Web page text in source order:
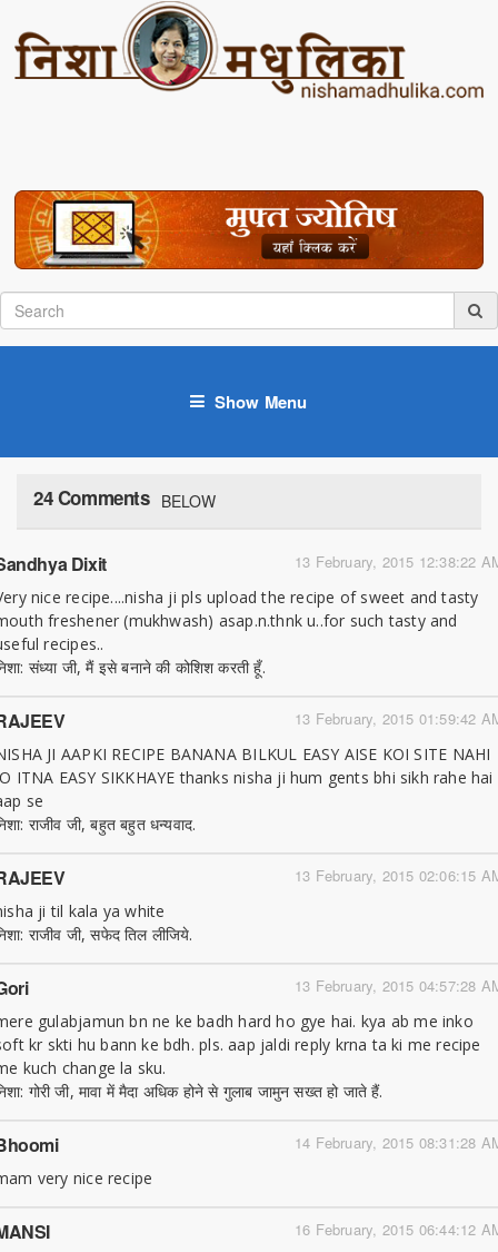
Show Menu
24 Comments BELOW
13 February, 2015 12:38:22
Dixit
nice recipe....nisha ji pls upload the recipe of sweet and tasty
freshener (mukhwash) asap.n.thnk u..for such tasty and
recipes..
संध्या जी, मैं इसे बनाने की कोशिश करती हूँ.
13 February, 2015 01:59:42
JI AAPKI RECIPE BANANA BILKUL EASY AISE KOI SITE NAHI
ITNA EASY SIKKHAYE thanks nisha ji hum gents bhi sikh rahe hai
se
राजीव जी, बहुत बहुत धन्यवाद.
13 February, 2015 02:06:15
ji til kala ya white
राजीव जी, सफेद तिल लीजिये.
13 February, 2015 04:57:28
gulabjamun bn ne ke badh hard ho gye hai. kya ab me inko
kr skti hu bann ke bdh. pls. aap jaldi reply krna ta ki me recipe
kuch change la sku.
गोरी जी, मावा में मैदा अधिक होने से गुलाब जामुन सख्त हो जाते हैं.
14 February, 2015 08:31:28
very nice recipe
16 February, 2015 06:44:12